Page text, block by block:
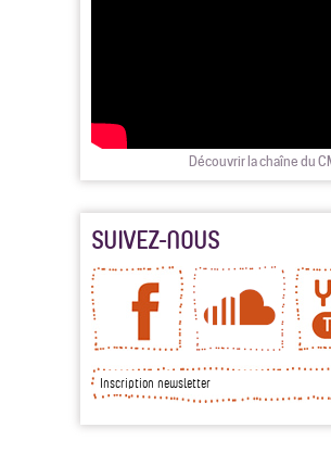
Découvrir la chaîne du
SUIVEZ-NOUS